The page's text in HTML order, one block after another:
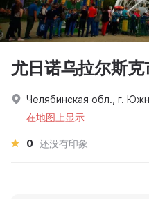
尤日诺乌拉尔斯
Челябинская обл., г.
在地图上显示
0 还没有印象